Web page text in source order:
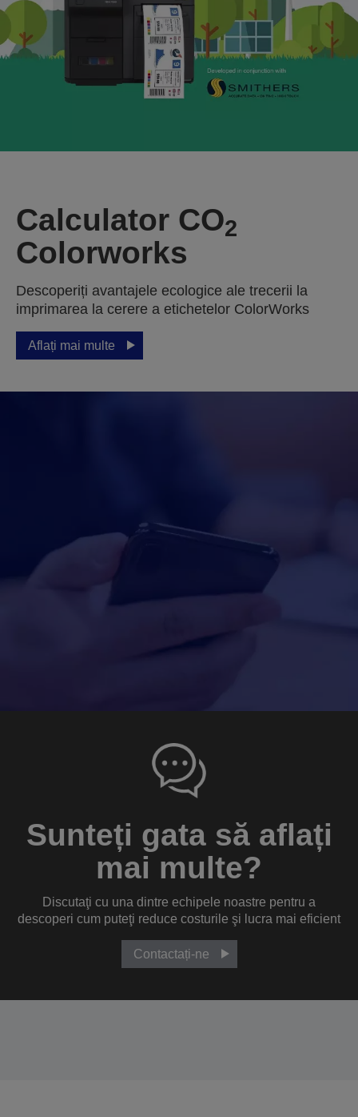
Calculator CO2
Colorworks
Descoperiți avantajele ecologice ale trecerii la
imprimarea la cerere a etichetelor ColorWorks
Aflați mai multe
Sunteți gata să aflați
mai multe?
Discutaţi cu una dintre echipele noastre pentru a
descoperi cum puteţi reduce costurile şi lucra mai eficient
Contactați-ne